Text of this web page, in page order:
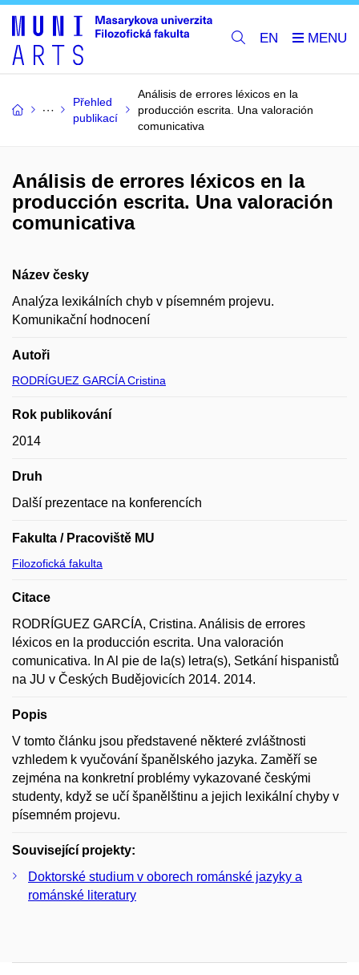
EN
Přehled
publikací
Análisis de errores léxicos en la
producción escrita. Una valoración
comunicativa
Análisis de errores léxicos en la
producción escrita. Una valoración
comunicativa
Název česky
Analýza lexikálních chyb v písemném projevu.
Komunikační hodnocení
Autoři
RODRÍGUEZ GARCÍA Cristina
Rok publikování
2014
Druh
Další prezentace na konferencích
Fakulta / Pracoviště MU
Filozofická fakulta
Citace
RODRÍGUEZ GARCÍA, Cristina. Análisis de errores
léxicos en la producción escrita. Una valoración
comunicativa. In Al pie de la(s) letra(s), Setkání hispanistů
na JU v Českých Budějovicích 2014. 2014.
Popis
V tomto článku jsou představené některé zvláštnosti
vzhledem k vyučování španělského jazyka. Zaměří se
zejména na konkretní problémy vykazované českými
studenty, když se učí španělštinu a jejich lexikální chyby v
písemném projevu.
Související projekty:
Doktorské studium v oborech románské jazyky a
románské literatury